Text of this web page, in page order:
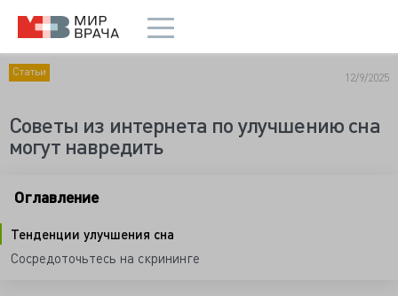
Статьи 12/9/2025
Советы из интернета по улучшению сна
могут навредить
Оглавление
Тенденции улучшения сна
Сосредоточьтесь на скрининге